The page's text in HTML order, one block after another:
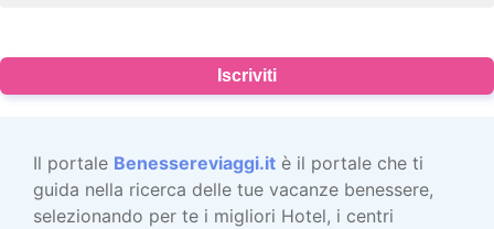
Iscriviti
Il portale Benessereviaggi.it è il portale che ti
guida nella ricerca delle tue vacanze benessere,
selezionando per te i migliori Hotel, i centri